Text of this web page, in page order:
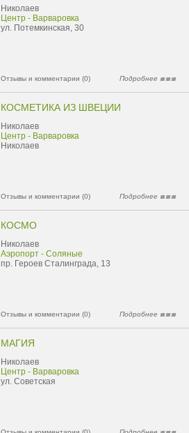
Николаев
Центр - Варваровка
ул. Потемкинская, 30
Отзывы и комментарии (0) Подробнее
КОСМЕТИКА ИЗ ШВЕЦИИ
Николаев
Центр - Варваровка
Николаев
Отзывы и комментарии (0) Подробнее
КОСМО
Николаев
Аэропорт - Соляные
пр. Героев Сталинграда, 13
Отзывы и комментарии (0) Подробнее
МАГИЯ
Николаев
Центр - Варваровка
ул. Советская